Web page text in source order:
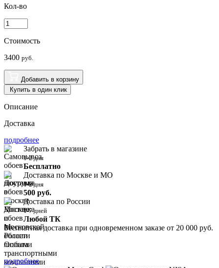
Кол-во
Стоимость
3400 руб.
Добавить в корзину
Купить в один клик
Описание
Доставка
подробнее
Забрать в магазине
1-2 дня
Бесплатно
Доставка по Москве и МО
1-2 дня
500 руб.
Доставка по России
1-7 дней
Любой ТК
Бесплатная доставка при одновременном заказе от 20 000 руб.
Оплата
подробнее